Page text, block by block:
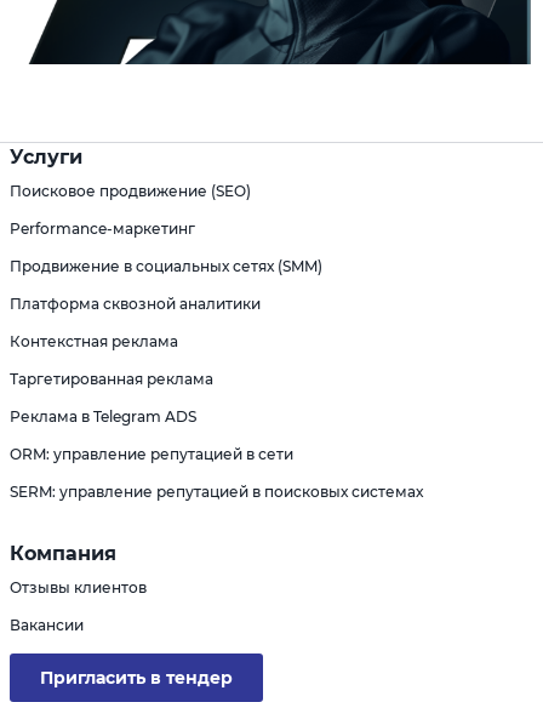
Услуги
Поисковое продвижение (SEO)
Performance-маркетинг
Продвижение в социальных сетях (SMM)
Платформа сквозной аналитики
Контекстная реклама
Таргетированная реклама
Реклама в Telegram ADS
ORM: управление репутацией в сети
SERM: управление репутацией в поисковых системах
Компания
Отзывы клиентов
Вакансии
Пригласить в тендер